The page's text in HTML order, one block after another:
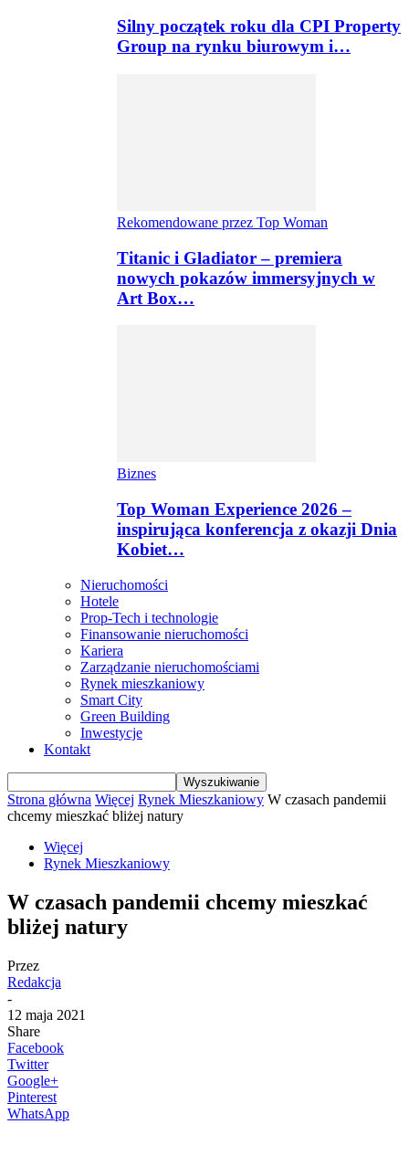
Silny początek roku dla CPI Property
Group na rynku biurowym i…
Rekomendowane przez Top Woman
Titanic i Gladiator – premiera
nowych pokazów immersyjnych w
Art Box…
Biznes
Top Woman Experience 2026 –
inspirująca konferencja z okazji Dnia
Kobiet…
Nieruchomości
Hotele
Prop-Tech i technologie
Finansowanie nieruchomości
Kariera
Zarządzanie nieruchomościami
Rynek mieszkaniowy
Smart City
Green Building
Inwestycje
Kontakt
Strona główna Więcej Rynek Mieszkaniowy W czasach pandemii
chcemy mieszkać bliżej natury
Więcej
Rynek Mieszkaniowy
W czasach pandemii chcemy mieszkać
bliżej natury
Przez
Redakcja
-
12 maja 2021
Share
Facebook
Twitter
Google+
Pinterest
WhatsApp